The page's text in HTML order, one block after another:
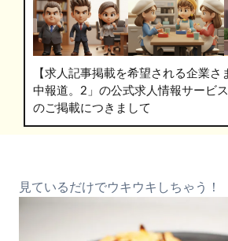
【求人記事掲載を希望される企業さ
中報道。2」の公式求人情報サービ
のご掲載につきまして
見ているだけでウキウキしちゃう！